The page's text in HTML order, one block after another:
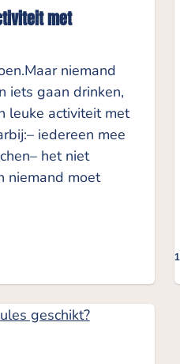
met
niemand
iets gaan drinken,
leuke activiteit met
iedereen mee
het niet
niemand moet